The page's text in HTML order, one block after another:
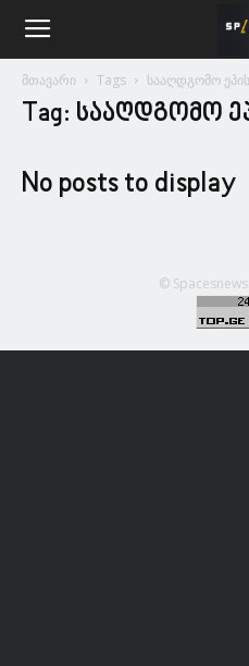
მთავარი Tags სააღდგომო
Tag: სააღდგომო
No posts to display
© Spacesnews